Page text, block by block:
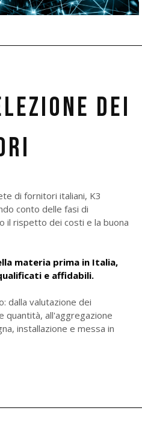
DEI
di fornitori italiani, K3
conto delle fasi di
il rispetto dei costi e la buona
materia prima in Italia,
e affidabili.
dalla valutazione dei
quantità, all'aggregazione
installazione e messa in